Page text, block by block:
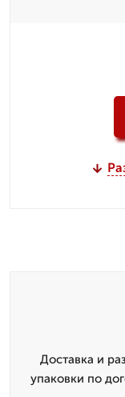
Доставка и
упаковки по